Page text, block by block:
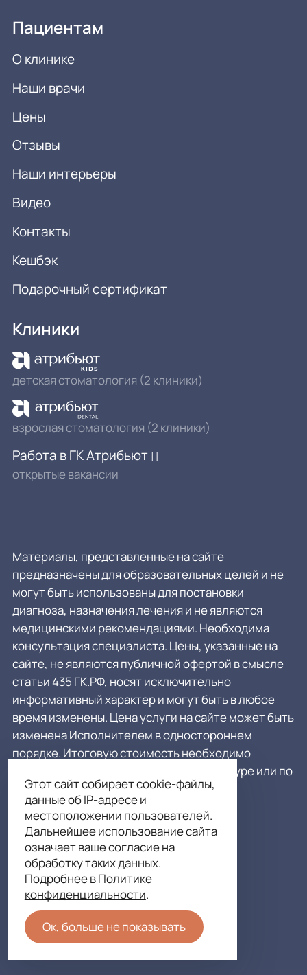
Этот сайт собирает cookie-файлы,
данные об IP-адресе и
местоположении пользователей.
Дальнейшее использование сайта
означает ваше согласие на
обработку таких данных.
Подробнее вПолитике
конфиденциальности.
Ок, больше не показывать
Пациентам
О клинике
Наши врачи
Цены
Отзывы
Наши интерьеры
Видео
Контакты
Кешбэк
Подарочный сертификат
Клиники
детская стоматология (2 клиники)
взрослая стоматология (2 клиники)
Работа в ГК Атрибьют
открытые вакансии
Материалы, представленные на сайте
предназначены для образовательных целей и не
могут быть использованы для постановки
диагноза, назначения лечения и не являются
медицинскими рекомендациями. Необходима
консультация специалиста. Цены, указанные на
сайте, не являются публичной офертой в смысле
статьи 435 ГК.РФ, носят исключительно
информативный характер и могут быть в любое
время изменены. Цена услуги на сайте может быть
изменена Исполнителем в одностороннем
порядке. Итоговую стоимость необходимо
уточнять у администратора в регистратуре или по
телефону:8 (812) 317-22-06
© 2026 Клиника Атрибьют
Карта сайта
Лицензия и юридическая информация
Реквизиты компании
Политика конфиденциальности